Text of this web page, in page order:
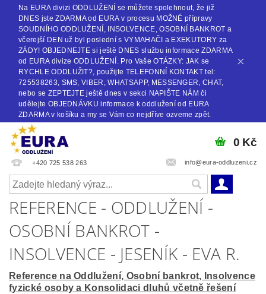
Na EURA divizi ODDLUŽENÍ se můžete spolehnout, že již
DNES jste ZDARMA od EURA v procesu MOŽNÉ přípravy
SOUDNÍHO ODDLUŽENÍ, INSOLVENCE, OSOBNÍ BANKROT a
včerejší DEN už byl poslední s VYMAHAČI a EXEKUTORY za
ZÁDY! OBJEDNEJTE si ještě DNES službu informace ZDARMA
od EURA divize ODDLUŽENÍ. Pro Vaše OTÁZKY: JAK se
RYCHLE ODDLUŽIT?, použijte TELEFONNÍ KONTAKT tel:
725538263, SMS, VIBER, WHATSAPP, MESSENGER, CHAT,
nebo se ZEPTEJTE ještě dnes v sekci NAPIŠTE NÁM či
udělejte OBJEDNÁVKU informace k oddlužení od EURA
ZDARMA v košíku a my se Vám co nejdříve ozveme zpět.
+420 725 538 263 info@eura-oddluzeni.cz
0 Kč
REFERENCE - ODDLUŽENÍ -
OSOBNÍ BANKROT -
INSOLVENCE - JESENÍK - EVA R.
Reference na Oddlužení, Osobní bankrot, Insolvence
fyzické osoby a Konsolidaci dluhů včetně řešení